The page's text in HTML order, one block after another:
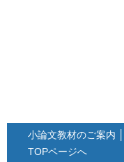
小論文教材のご案内
TOPページへ